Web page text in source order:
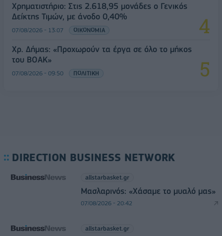
Χρηματιστήριο: Στις 2.618,95 μονάδες ο Γενικός
Δείκτης Τιμών, με άνοδο 0,40%
07/08/2026 - 13:07 ΟΙΚΟΝΟΜΙΑ
Χρ. Δήμας: «Προχωρούν τα έργα σε όλο το μήκος
του ΒΟΑΚ»
07/08/2026 - 09:50 ΠΟΛΙΤΙΚΗ
DIRECTION BUSINESS NETWORK
allstarbasket.gr
Μασλαρινός: «Χάσαμε το μυαλό μας»
07/08/2026 - 20:42
allstarbasket.gr